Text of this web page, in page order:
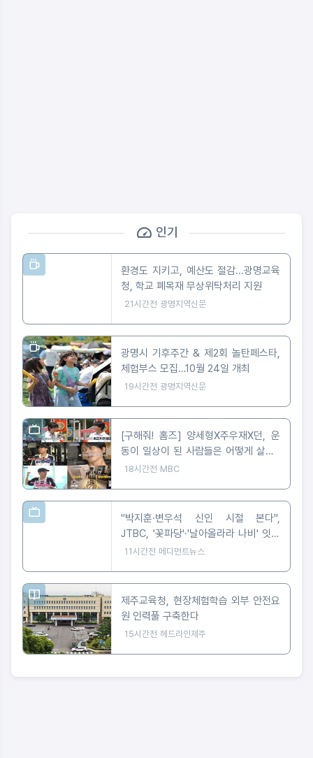
인기
환경도 지키고, 예산도 절감...광명교육
청, 학교 폐목재 무상위탁처리 지원
21시간전 광명지역신문
광명시 기후주간 & 제2회 놀탄페스타,
체험부스 모집…10월 24일 개최
19시간전 광명지역신문
[구해줘! 홈즈] 양세형X주우재X던, 운
동이 일상이 된 사람들은 어떻게 살까?
'운동세권' 임장 특집!
18시간전 MBC
"박지훈·변우석 신인 시절 본다",
JTBC, '꽃파당'·'날아올라라 나비' 잇따
라 편성
11시간전 메디먼트뉴스
제주교육청, 현장체험학습 외부 안전요
원 인력풀 구축한다
15시간전 헤드라인제주